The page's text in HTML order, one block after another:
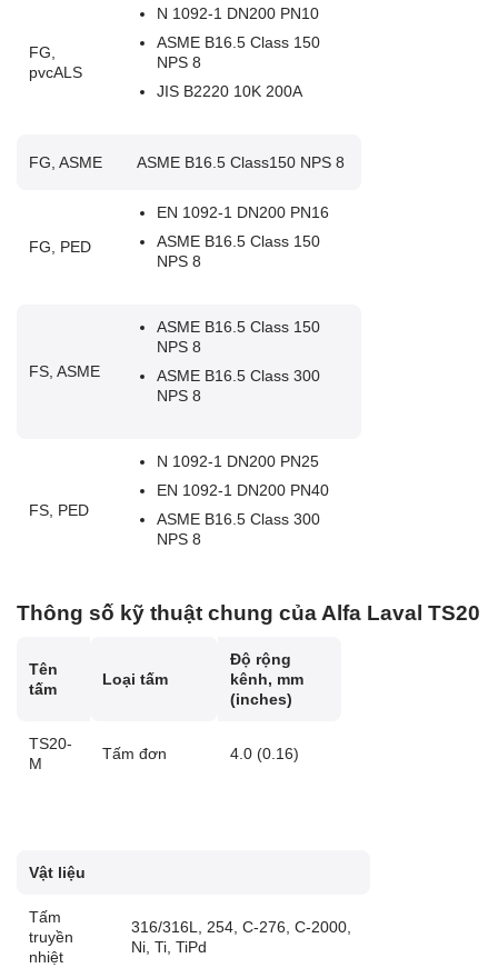
FG,
pvcALS
N 1092-1 DN200 PN10
ASME B16.5 Class 150
NPS 8
JIS B2220 10K 200A
FG, ASME ASME B16.5 Class150 NPS 8
FG, PED
EN 1092-1 DN200 PN16
ASME B16.5 Class 150
NPS 8
FS, ASME
ASME B16.5 Class 150
NPS 8
ASME B16.5 Class 300
NPS 8
FS, PED
N 1092-1 DN200 PN25
EN 1092-1 DN200 PN40
ASME B16.5 Class 300
NPS 8
Thông số kỹ thuật chung của Alfa Laval TS20
Tên
tấm
Loại tấm
Độ rộng
kênh, mm
(inches)
TS20-
M
Tấm đơn 4.0 (0.16)
Vật liệu
Tấm
truyền
nhiệt
316/316L, 254, C-276, C-2000,
Ni, Ti, TiPd